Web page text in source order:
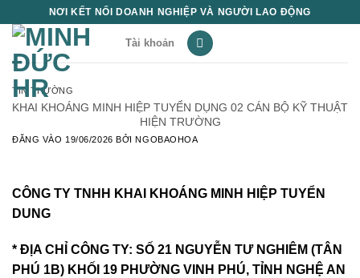
qua
dung
NƠI KẾT NỐI DOANH NGHIỆP VÀ NGƯỜI LAO ĐỘNG
Tài khoản
TIN THƯỜNG
KHAI KHOÁNG MINH HIỆP TUYỂN DỤNG 02 CÁN BỘ KỸ THUẬT
HIỆN TRƯỜNG
ĐĂNG VÀO 19/06/2026 BỞINGOBAOHOA
CÔNG TY TNHH KHAI KHOÁNG MINH HIỆP TUYỂN
DUNG
* ĐỊA CHỈ CÔNG TY: SỐ 21 NGUYỄN TƯ NGHIÊM (TÂN
PHÚ 1B) KHỐI 19 PHƯỜNG VINH PHÚ, TỈNH NGHỆ AN